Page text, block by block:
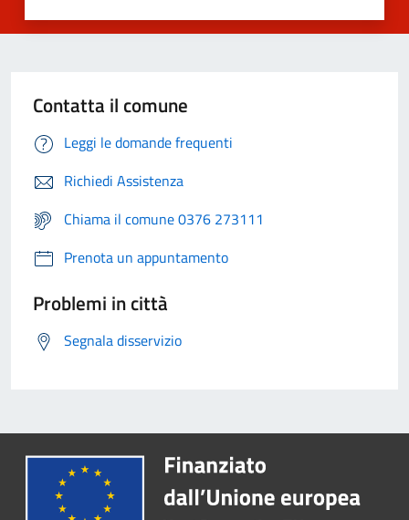
Contatta il comune
Leggi le domande frequenti
Richiedi Assistenza
Chiama il comune 0376 273111
Prenota un appuntamento
Problemi in città
Segnala disservizio